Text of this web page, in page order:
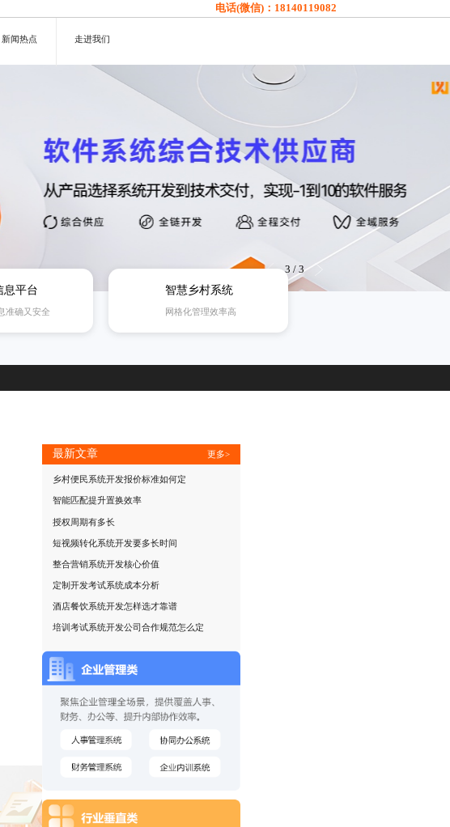
电话(微信)： 18140119082
新闻热点 走进我们
3 / 3
息平台
准确又安全
智慧乡村系统
网格化管理效率高
最新文章 更多>
乡村便民系统开发报价标准如何定
智能匹配提升置换效率
授权周期有多长
短视频转化系统开发要多长时间
整合营销系统开发核心价值
定制开发考试系统成本分析
酒店餐饮系统开发怎样选才靠谱
培训考试系统开发公司合作规范怎么定